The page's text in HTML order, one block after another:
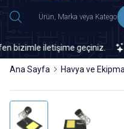
iletişime geçiniz.
Ana Sayfa Havya ve